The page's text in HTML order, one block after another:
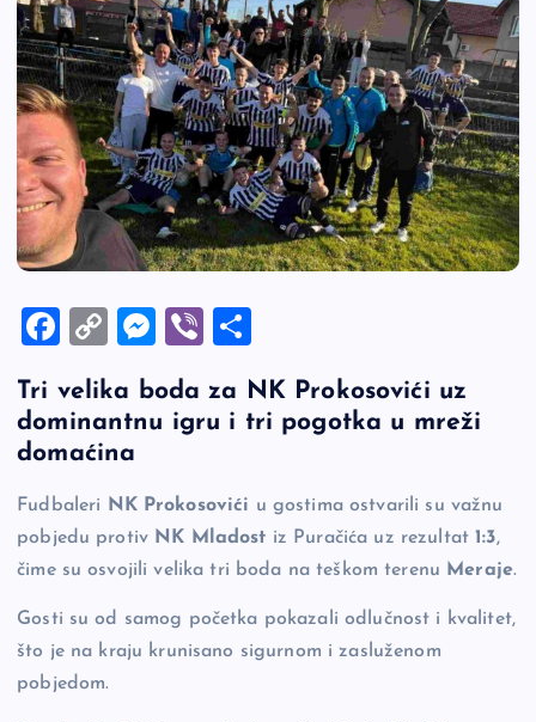
F
c
e
o
o
C
p
y
n
k
M
se
n
er
Vi
er ar
e
Tri velika boda za NK Prokosovići uz
dominantnu igru i tri pogotka u mreži
domaćina
Fudbaleri NK Prokosovići u gostima ostvarili su važnu
pobjedu protiv NK Mladost iz Puračića uz rezultat1:3,
čime su osvojili velika tri boda na teškom terenu Meraje.
Gosti su od samog početka pokazali odlučnost i kvalitet,
što je na kraju krunisano sigurnom i zasluženom
pobjedom.